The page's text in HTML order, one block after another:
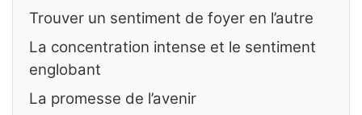
Trouver un sentiment de foyer en l’autre
La concentration intense et le sentiment
englobant
La promesse de l’avenir